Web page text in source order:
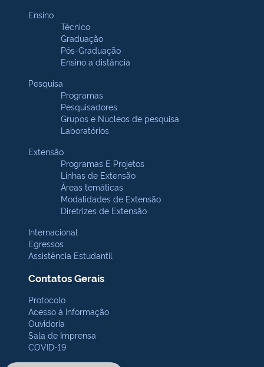
Ensino
Técnico
Graduação
Pós-Graduação
Ensino a distância
Pesquisa
Programas
Pesquisadores
Grupos e Núcleos de pesquisa
Laboratórios
Extensão
Programas E Projetos
Linhas de Extensão
Áreas temáticas
Modalidades de Extensão
Diretrizes de Extensão
Internacional
Egressos
Assistência Estudantil
Contatos Gerais
Protocolo
Acesso à Informação
Ouvidoria
Sala de Imprensa
COVID-19